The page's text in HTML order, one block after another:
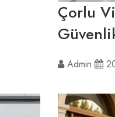
Çorlu
Admin